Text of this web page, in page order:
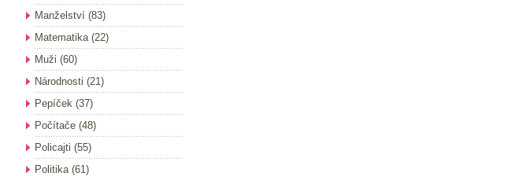
Manželství (83)
Matematika(22)
Muži (60)
Národnosti (21)
Pepíček (37)
Počítače (48)
Policajti (55)
Politika(61)